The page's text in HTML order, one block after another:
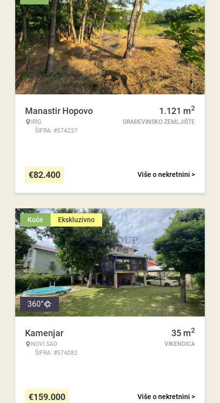
Manastir Hopovo
IRIG
ŠIFRA: #574237
1.121 m2
GRAĐEVINSKO ZEMLJIŠTE
Više o nekretnini >
€82.400
Kuće Ekskluzivno
360°
Kamenjar
NOVI SAD
ŠIFRA: #574082
35 m2
VIKENDICA
Više o nekretnini >
€159.000